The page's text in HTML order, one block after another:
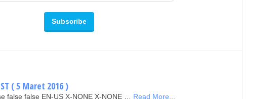
( 5 Maret 2016 )
false false EN-US X-NONE X-NONE … Read More...